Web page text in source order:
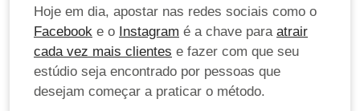
Hoje em dia, apostar nas redes sociais como o
Facebook e o Instagram é a chave para atrair
cada vez mais clientes e fazer com que seu
estúdio seja encontrado por pessoas que
desejam começar a praticar o método.